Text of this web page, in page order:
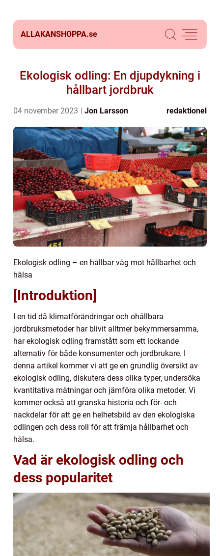
ALLAKANSHOPPA.se
Ekologisk odling: En djupdykning i
hållbart jordbruk
04 november 2023 Jon Larsson redaktionel
Ekologisk odling – en hållbar väg mot hållbarhet och
hälsa
[Introduktion]
I en tid då klimatförändringar och ohållbara
jordbruksmetoder har blivit alltmer bekymmersamma,
har ekologisk odling framstått som ett lockande
alternativ för både konsumenter och jordbrukare. I
denna artikel kommer vi att ge en grundlig översikt av
ekologisk odling, diskutera dess olika typer, undersöka
kvantitativa mätningar och jämföra olika metoder. Vi
kommer också att granska historia och för- och
nackdelar för att ge en helhetsbild av den ekologiska
odlingen och dess roll för att främja hållbarhet och
hälsa.
Vad är ekologisk odling och
dess popularitet